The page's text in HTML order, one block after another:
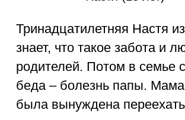
спасибо друзьям, партнёрам и всем
неравнодушным людям за поддержку.